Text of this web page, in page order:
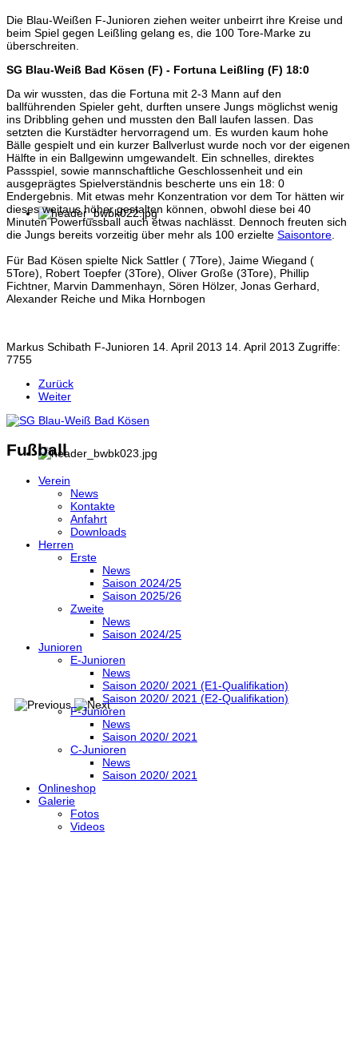
Die Blau-Weißen F-Junioren ziehen weiter unbeirrt ihre Kreise und
beim Spiel gegen Leißling gelang es, die 100 Tore-Marke zu
überschreiten.
SG Blau-Weiß Bad Kösen (F) - Fortuna Leißling (F) 18:0
Da wir wussten, das die Fortuna mit 2-3 Mann auf den
ballführenden Spieler geht, durften unsere Jungs möglichst wenig
ins Dribbling gehen und mussten den Ball laufen lassen. Das
setzten die Kurstädter hervorragend um. Es wurden kaum hohe
Bälle gespielt und ein kurzer Ballverlust wurde noch vor der eigenen
Hälfte in ein Ballgewinn umgewandelt. Ein schnelles, direktes
Passspiel, sowie mannschaftliche Geschlossenheit und ein
ausgeprägtes Spielverständnis bescherte uns ein 18: 0
Endergebnis. Mit etwas mehr Konzentration vor dem Tor hätten wir
dieses weitaus höher gestalten können, obwohl diese bei 40
Minuten Powerfussball auch etwas nachlässt. Dennoch freuten sich
die Jungs bereits vorzeitig über mehr als 100 erzielte Saisontore
Für Bad Kösen spielte Nick Sattler ( 7Tore), Jaime Wiegand (
5Tore), Robert Toepfer (3Tore), Oliver Große (3Tore), Phillip
Fichtner, Marvin Dammenhayn, Sören Hölzer, Jonas Gerhard,
Alexander Reiche und Mika Hornbogen
Markus Schibath F-Junioren 14. April 2013 14. April 2013 Zugriffe:
7755
Zurück
Weiter
Fußball
Verein
News
Kontakte
Anfahrt
Downloads
Herren
Erste
News
Saison 2024/25
Saison 2025/26
Zweite
News
Saison 2024/25
Junioren
E-Junioren
News
Saison 2020/ 2021 (E1-Qualifikation)
Saison 2020/ 2021 (E2-Qualifikation)
F-Junioren
News
Saison 2020/ 2021
C-Junioren
News
Saison 2020/ 2021
Onlineshop
Galerie
Fotos
Videos